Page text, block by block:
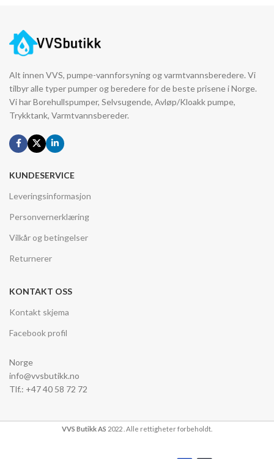
Alt innen VVS, pumpe-vannforsyning og varmtvannsberedere. Vi
tilbyr alle typer pumper og beredere for de beste prisene i Norge.
Vi har Borehullspumper, Selvsugende, Avløp/Kloakk pumpe,
Trykktank, Varmtvannsbereder.
KUNDESERVICE
Leveringsinformasjon
Personvernerklæring
Vilkår og betingelser
Returnerer
KONTAKT OSS
Kontakt skjema
Facebook profil
Norge
info@vvsbutikk.no
Tlf.: +47 40 58 72 72
VVS Butikk AS 2022 . Alle rettigheter forbeholdt.